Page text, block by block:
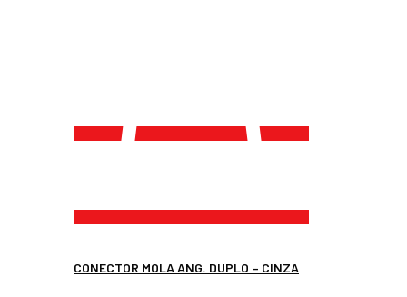
CONECTOR MOLA ANG. DUPLO – CINZA